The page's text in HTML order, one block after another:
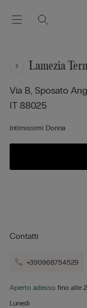
Lamezia
Via B, Sposato
IT 88025
Intimissimi Donna
Contatti
+390968754529
Aperto adesso fino alle
Lunedì